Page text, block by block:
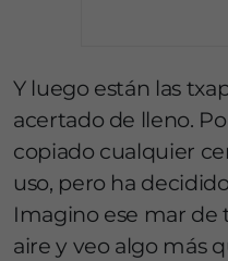
Y luego están las
acertado de lleno.
copiado cualquier
uso, pero ha
Imagino ese mar de
aire y veo algo más